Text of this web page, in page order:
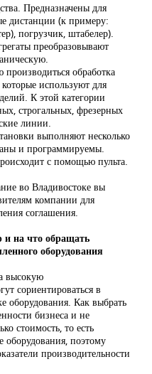
Предназначены для
дистанции (к примеру:
погрузчик, штабелер).
преобразовывают
обработка
используют для
К этой категории
строгальных, фрезерных
линии.
выполняют несколько
и программируемы.
с помощью пульта.
во Владивостоке вы
компании для
соглашения.
на что обращать
оборудования
высокую
сориентироваться в
Как выбрать
бизнеса и не
стоимость, то есть
оборудования, поэтому
производительности